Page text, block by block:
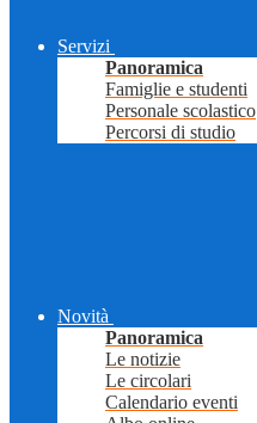
Servizi
Panoramica
Famiglie e studenti
Personale scolastico
Percorsi di studio
Novità
Panoramica
Le notizie
Le circolari
Calendario eventi